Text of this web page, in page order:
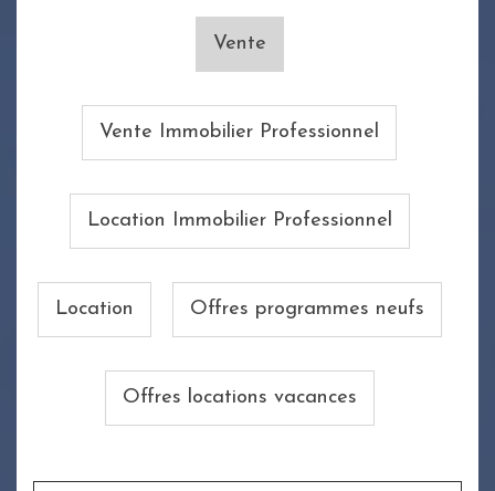
Vente
Vente Immobilier Professionnel
Location Immobilier Professionnel
Location Offres programmes neufs
Offres locations vacances